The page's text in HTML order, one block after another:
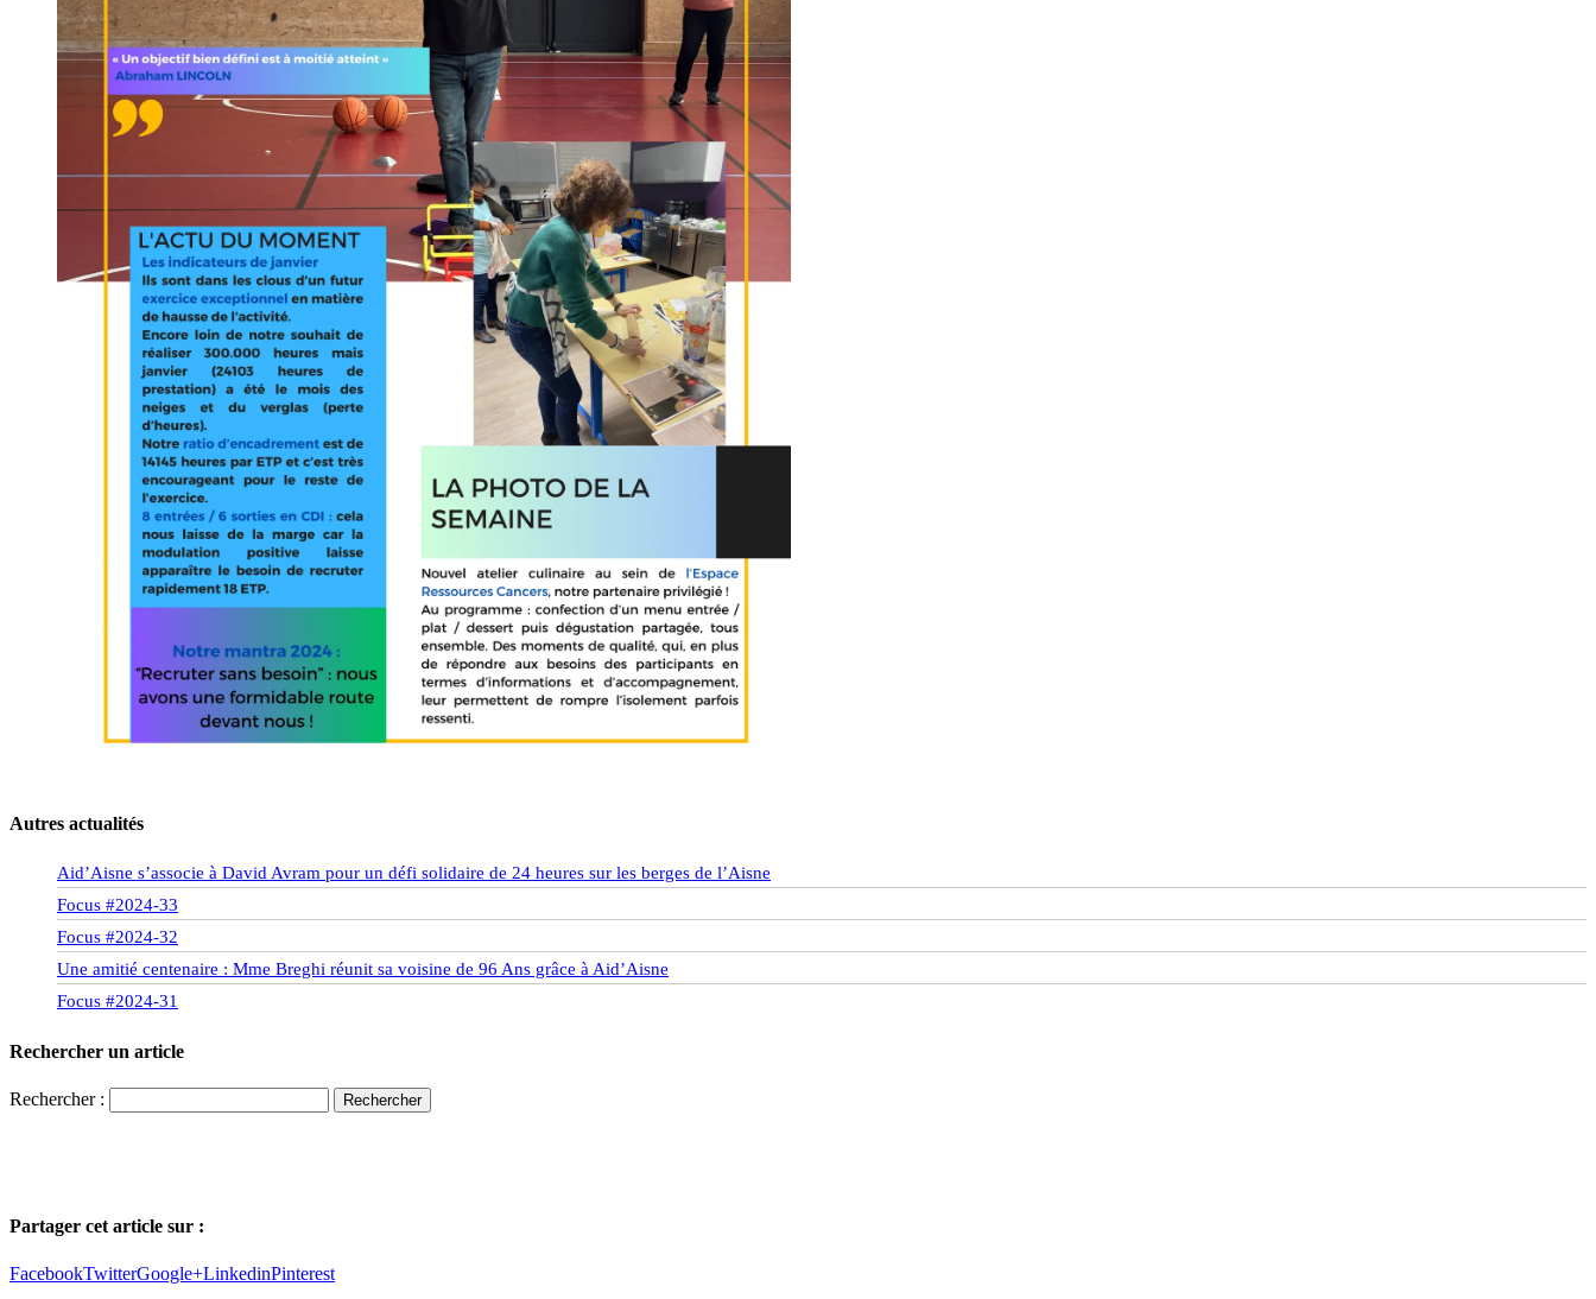
Autres actualités
Aid’Aisne s’associe à David Avram pour un défi solidaire de 24 heures sur les berges de l’Aisne
Focus #2024-33
Focus #2024-32
Une amitié centenaire : Mme Breghi réunit sa voisine de 96 Ans grâce à Aid’Aisne
Focus #2024-31
Rechercher un article
Rechercher :
Partager cet article sur :
FacebookTwitterGoogle+LinkedinPinterest